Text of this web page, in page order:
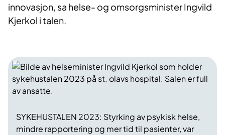
innovasjon, sa helse- og omsorgsminister Ingvild
Kjerkol i talen.
SYKEHUSTALEN 2023: Styrking av psykisk helse,
mindre rapportering og mer tid til pasienter, var